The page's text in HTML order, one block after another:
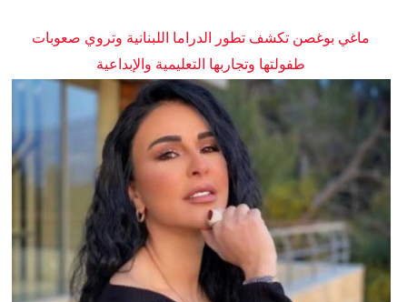
ماغي بوغصن تكشف تطور الدراما اللبنانية وتروي صعوبات
طفولتها وتجاربها التعليمية والإبداعية